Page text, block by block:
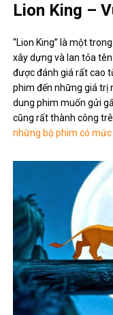
Lion King –
“Lion King” là một
xây dựng và lan tỏa
được đánh giá rất cao
phim đến những giá trị
dung phim muốn gửi
cũng rất thành công
những bộ phim có